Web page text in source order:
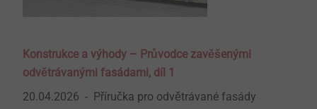
Konstrukce a výhody – Průvodce zavěšenými
odvětrávanými fasádami, díl 1
20.04.2026
Příručka pro odvětrávané fasády